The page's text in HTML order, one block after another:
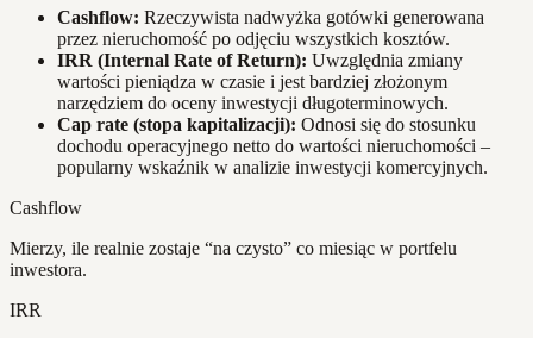
Cashflow: Rzeczywista nadwyżka gotówki generowana
przez nieruchomość po odjęciu wszystkich kosztów.
IRR (Internal Rate of Return): Uwzględnia zmiany
wartości pieniądza w czasie i jest bardziej złożonym
narzędziem do oceny inwestycji długoterminowych.
Cap rate (stopa kapitalizacji): Odnosi się do stosunku
dochodu operacyjnego netto do wartości nieruchomości –
popularny wskaźnik w analizie inwestycji komercyjnych.
Cashflow
Mierzy, ile realnie zostaje “na czysto” co miesiąc w portfelu
inwestora.
IRR